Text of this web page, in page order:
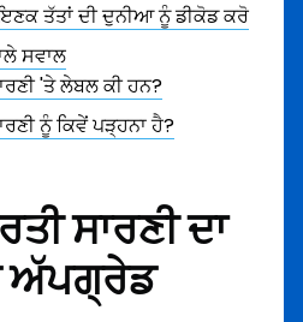
ਤੱਤਾਂ ਦੀ ਦੁਨੀਆ ਨੂੰ ਡੀਕੋਡ ਕਰੋ
ਸਵਾਲ
'ਤੇ ਲੇਬਲ ਕੀ ਹਨ?
ਨੂੰ ਕਿਵੇਂ ਪੜ੍ਹਨਾ ਹੈ?
ਸਾਰਣੀ ਦਾ
ਅੱਪਗ੍ਰੇਡ